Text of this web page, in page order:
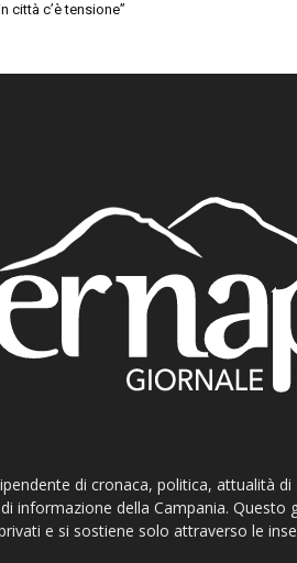
città c’è tensione”
di cronaca, politica, attualità
informazione della Campania.
e si sostiene solo attraverso le